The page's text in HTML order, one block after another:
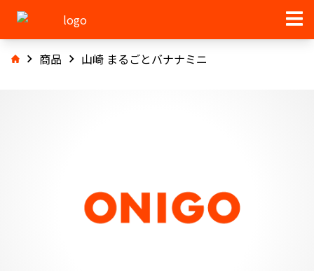
商品 山崎 まるごとバナナミニ